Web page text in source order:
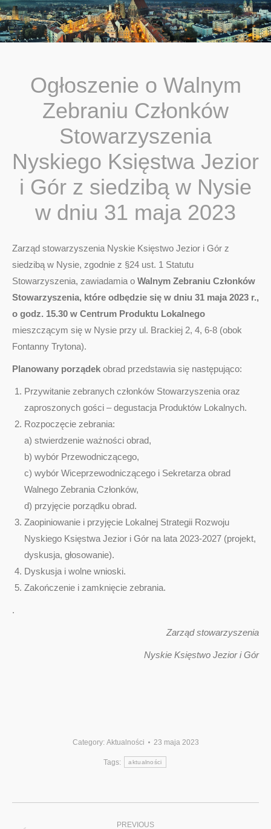
You are here:
Ogłoszenie o Walnym
Zebraniu Członków
Stowarzyszenia
Nyskiego Księstwa Jezior
i Gór z siedzibą w Nysie
w dniu 31 maja 2023
Zarząd stowarzyszenia Nyskie Księstwo Jezior i Gór z
siedzibą w Nysie, zgodnie z §24 ust. 1 Statutu
Stowarzyszenia, zawiadamia o Walnym Zebraniu Członków
Stowarzyszenia, które odbędzie się w dniu 31 maja 2023 r.,
o godz. 15.30 w Centrum Produktu Lokalnego
mieszczącym się w Nysie przy ul. Brackiej 2, 4, 6-8 (obok
Fontanny Trytona).
Planowany porządek obrad przedstawia się następująco:
Przywitanie zebranych członków Stowarzyszenia oraz
zaproszonych gości – degustacja Produktów Lokalnych.
Rozpoczęcie zebrania:
a) stwierdzenie ważności obrad,
b) wybór Przewodniczącego,
c) wybór Wiceprzewodniczącego i Sekretarza obrad
Walnego Zebrania Członków,
d) przyjęcie porządku obrad.
Zaopiniowanie i przyjęcie Lokalnej Strategii Rozwoju
Nyskiego Księstwa Jezior i Gór na lata 2023-2027 (projekt,
dyskusja, głosowanie).
Dyskusja i wolne wnioski.
Zakończenie i zamknięcie zebrania.
.
Zarząd stowarzyszenia
Nyskie Księstwo Jezior i Gór
Category: Aktualności 23 maja 2023
Tags: aktualności
PREVIOUS